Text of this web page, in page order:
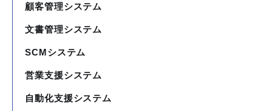
顧客管理システム
文書管理システム
SCMシステム
営業支援システム
自動化支援システム